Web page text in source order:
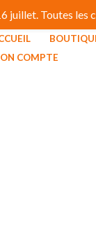
COMPTE
juillet. Toutes